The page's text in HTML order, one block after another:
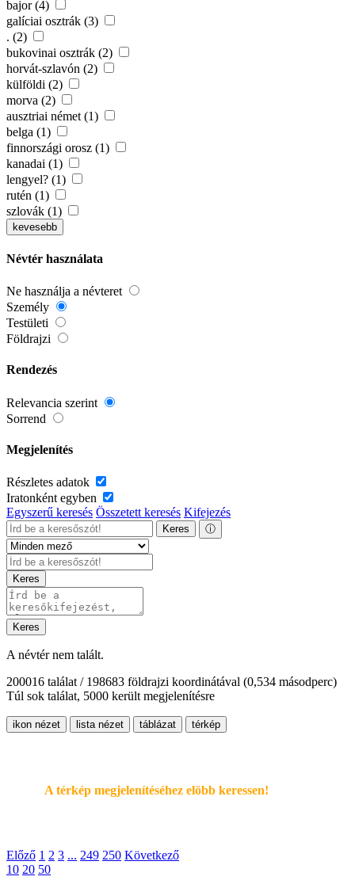
bajor (4)
galíciai osztrák (3)
. (2)
bukovinai osztrák (2)
horvát-szlavón (2)
külföldi (2)
morva (2)
ausztriai német (1)
belga (1)
finnországi orosz (1)
kanadai (1)
lengyel? (1)
rutén (1)
szlovák (1)
kevesebb
Névtér használata
Ne használja a névteret
Személy
Testületi
Földrajzi
Rendezés
Relevancia szerint
Sorrend
Megjelenítés
Részletes adatok
Iratonként egyben
Egyszerű keresés Összetett keresés Kifejezés
Keres ⓘ
Keres
Keres
A névtér nem talált.
200016 találat / 198683 földrajzi koordinátával (0,534 másodperc)
Túl sok találat, 5000 került megjelenítésre
ikon nézet lista nézet táblázat térkép
A térkép megjelenítéséhez elöbb keressen!
Előző 1 2 3 ... 249 250 Következő
10 20 50